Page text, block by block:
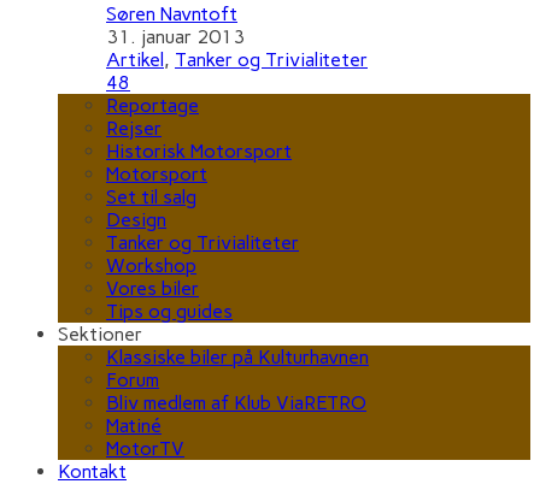
Søren Navntoft
31. januar 2013
Artikel, Tanker og Trivialiteter
48
Reportage
Rejser
Historisk Motorsport
Motorsport
Set til salg
Design
Tanker og Trivialiteter
Workshop
Vores biler
Tips og guides
Sektioner
Klassiske biler på Kulturhavnen
Forum
Bliv medlem af Klub ViaRETRO
Matiné
MotorTV
Kontakt